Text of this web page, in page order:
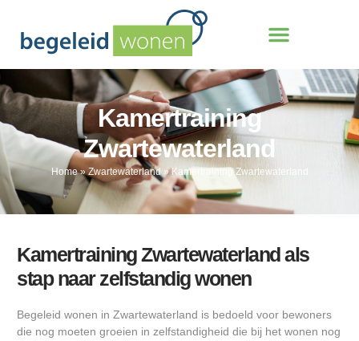
Kamertraining
Zwartewaterland
Home»Zwartewaterland»Kamertraining Zwartewaterland
Kamertraining Zwartewaterland als
stap naar zelfstandig wonen
Begeleid wonen in Zwartewaterland is bedoeld voor bewoners
die nog moeten groeien in zelfstandigheid die bij het wonen nog